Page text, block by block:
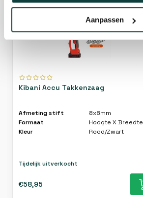
Aanpassen
Kibani Accu Takkenzaag
Afmeting stift
8x8mm
Formaat
Hoogte X Breedte
Kleur
Rood/Zwart
Tijdelijk uitverkocht
€58,95